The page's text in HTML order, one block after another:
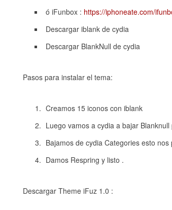
ó iFunbox : https://iphoneate.com/
Descargar iblank de cydia
Descargar BlankNull de cydia
Pasos para instalar el tema:
Creamos 15 iconos con iblank
Luego vamos a cydia a bajar
Bajamos de cydia Categories esto
Damos Respring y listo .
Descargar Theme iFuz 1.0 :